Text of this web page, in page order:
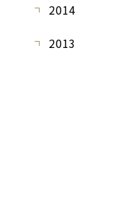
2014
2013